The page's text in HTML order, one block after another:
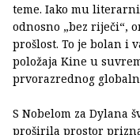
teme. Iako mu
odnosno „bez riječi“,
prošlost. To je bolan i
položaja Kine u
prvorazrednog
S Nobelom za Dylana
proširila prostor